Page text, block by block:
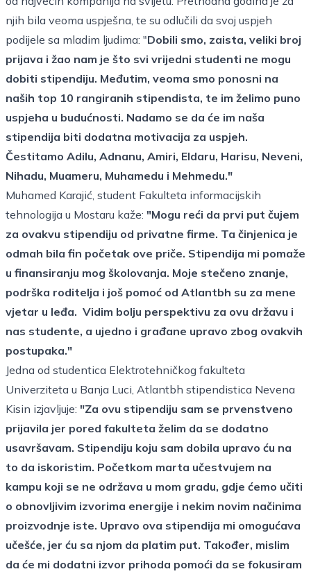
njih bila veoma uspješna, te su odlučili da svoj uspjeh
podijele sa mladim ljudima: "Dobili smo, zaista, veliki broj
prijava i žao nam je što svi vrijedni studenti ne mogu
dobiti stipendiju. Međutim, veoma smo ponosni na
naših top 10 rangiranih stipendista, te im želimo puno
uspjeha u budućnosti. Nadamo se da će im naša
stipendija biti dodatna motivacija za uspjeh.
Čestitamo Adilu, Adnanu, Amiri, Eldaru, Harisu, Neveni,
Nihadu, Muameru, Muhamedu i Mehmedu."
Muhamed Karajić, student Fakulteta informacijskih
tehnologija u Mostaru kaže: "Mogu reći da prvi put čujem
za ovakvu stipendiju od privatne firme. Ta činjenica je
odmah bila fin početak ove priče. Stipendija mi pomaže
u finansiranju mog školovanja. Moje stečeno znanje,
podrška roditelja i još pomoć od Atlantbh su za mene
vjetar u leđa. Vidim bolju perspektivu za ovu državu i
nas studente, a ujedno i građane upravo zbog ovakvih
postupaka."
Jedna od studentica Elektrotehničkog fakulteta
Univerziteta u Banja Luci, Atlantbh stipendistica Nevena
Kisin izjavljuje: "Za ovu stipendiju sam se prvenstveno
prijavila jer pored fakulteta želim da se dodatno
usavršavam. Stipendiju koju sam dobila upravo ću na
to da iskoristim. Početkom marta učestvujem na
kampu koji se ne održava u mom gradu, gdje ćemo učiti
o obnovljivim izvorima energije i nekim novim načinima
proizvodnje iste. Upravo ova stipendija mi omogućava
učešće, jer ću sa njom da platim put. Također, mislim
da će mi dodatni izvor prihoda pomoći da se fokusiram